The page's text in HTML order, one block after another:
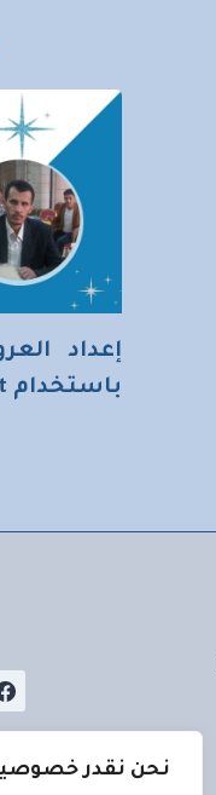
نحن نقدر
إعداد
باستخدام PowerPoint